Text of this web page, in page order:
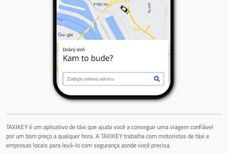
TAXIKEY é um aplicativo de táxi que ajuda você a conseguir uma viagem confiável
por um bom preço a qualquer hora. A TAXIKEY trabalha com motoristas de táxi e
empresas locais para levá-lo com segurança aonde você precisa.